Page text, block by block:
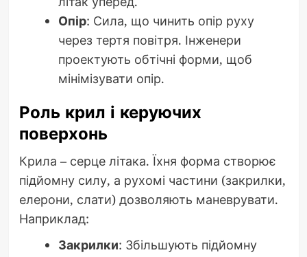
Опір: Сила, що чинить опір руху
через тертя повітря. Інженери
проектують обтічні форми, щоб
мінімізувати опір.
Роль крил і керуючих
поверхонь
Крила – серце літака. Їхня форма створює
підйомну силу, а рухомі частини (закрилки,
елерони, слати) дозволяють маневрувати.
Наприклад:
Закрилки: Збільшують підйомну